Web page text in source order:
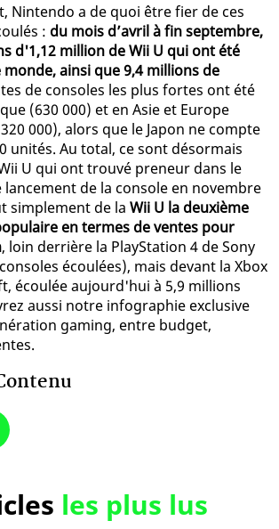
Nintendo a de quoi être fier de ces
: du mois d’avril à fin septembre,
d'1,12 million de Wii U qui ont été
monde, ainsi que 9,4 millions de
de consoles les plus fortes ont été
(630 000) et en Asie et Europe
000), alors que le Japon ne compte
unités. Au total, ce sont désormais
U qui ont trouvé preneur dans le
de la console en novembre
simplement de la Wii U la deuxième
en termes de ventes pour
, loin derrière la PlayStation 4 de Sony
écoulées), mais devant la Xbox
écoulée aujourd'hui à 5,9 millions
aussi notre infographie exclusive
gaming, entre budget,
les plus lus